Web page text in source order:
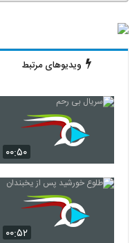
ویدیوهای مرتبط
۰۰:۵۰
۰۰:۵۲